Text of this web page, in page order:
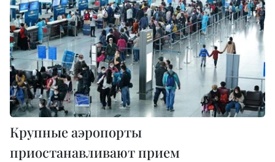
Крупные аэропорты
приостанавливают прием